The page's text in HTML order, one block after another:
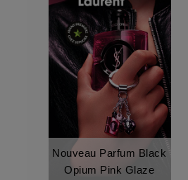
Nouveau Parfum Black
Opium Pink Glaze